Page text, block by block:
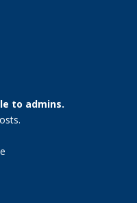
to admins.